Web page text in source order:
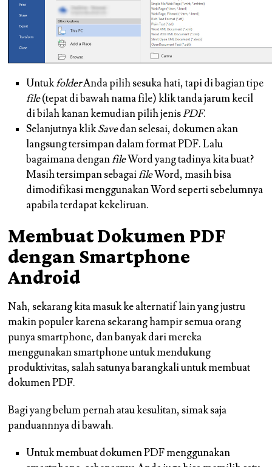
UntukfolderAnda pilih sesuka hati, tapi di bagian tipe
file(tepat di bawah nama file) klik tanda jarum kecil
di bilah kanan kemudian pilih jenisPDF.
Selanjutnya klikSavedan selesai, dokumen akan
langsung tersimpan dalam format PDF. Lalu
bagaimana denganfileWord yang tadinya kita buat?
Masih tersimpan sebagaifileWord, masih bisa
dimodifikasi menggunakan Word seperti sebelumnya
apabila terdapat kekeliruan.
Membuat Dokumen PDF
dengan Smartphone
Android
Nah, sekarang kita masuk ke alternatif lain yang justru
makin populer karena sekarang hampir semua orang
punya smartphone, dan banyak dari mereka
menggunakan smartphone untuk mendukung
produktivitas, salah satunya barangkali untuk membuat
dokumen PDF.
Bagi yang belum pernah atau kesulitan, simak saja
panduannnya di bawah.
Untuk membuat dokumen PDF menggunakan